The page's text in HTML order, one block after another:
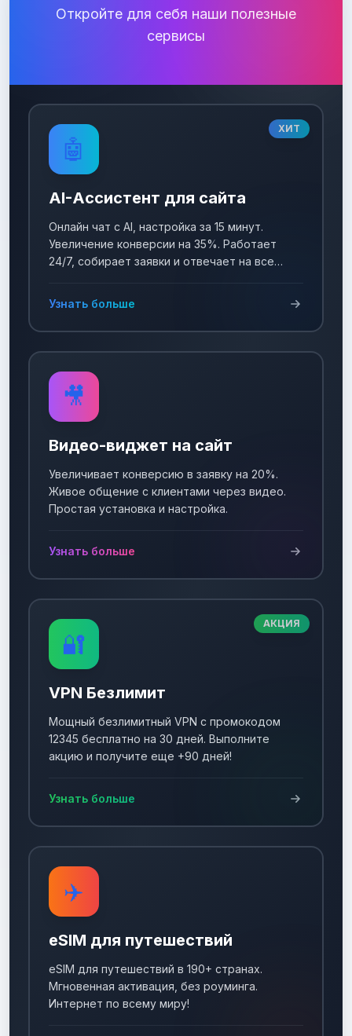
Откройте для себя наши полезные
сервисы
ХИТ
🤖
AI-Ассистент для сайта
Онлайн чат с AI, настройка за 15 минут.
Увеличение конверсии на 35%. Работает
24/7, собирает заявки и отвечает на все
Узнать больше
🎥
Видео-виджет на сайт
Увеличивает конверсию в заявку на 20%.
Живое общение с клиентами через видео.
Простая установка и настройка.
Узнать больше
АКЦИЯ
🔐
VPN Безлимит
Мощный безлимитный VPN с промокодом
12345 бесплатно на 30 дней. Выполните
акцию и получите еще +90 дней!
Узнать больше
✈️
eSIM для путешествий
eSIM для путешествий в 190+ странах.
Мгновенная активация, без роуминга.
Интернет по всему миру!